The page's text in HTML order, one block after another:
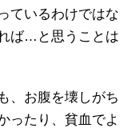
ているわけではな
ば…と思うことは
、お腹を壊しがち
ったり、貧血でよ